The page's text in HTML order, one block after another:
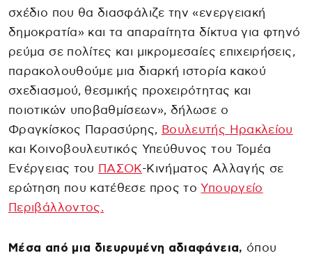
σχέδιο που θα διασφάλιζε την «ενεργειακή
δημοκρατία» και τα απαραίτητα δίκτυα για φτηνό
ρεύμα σε πολίτες και μικρομεσαίες επιχειρήσεις,
παρακολουθούμε μια διαρκή ιστορία κακού
σχεδιασμού, θεσμικής προχειρότητας και
ποιοτικών υποβαθμίσεων», δήλωσε ο
Φραγκίσκος Παρασύρης, Βουλευτής Ηρακλείου
και Κοινοβουλευτικός Υπεύθυνος του Τομέα
Ενέργειας του ΠΑΣΟΚ-Κινήματος Αλλαγής σε
ερώτηση που κατέθεσε προς τοΥπουργείο
Περιβάλλοντος.
Μέσα από μια διευρυμένη αδιαφάνεια, όπου